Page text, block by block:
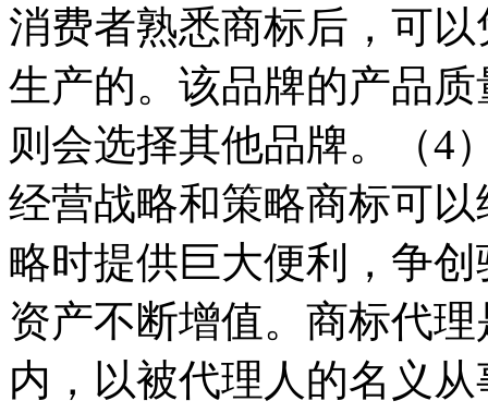
消费者熟悉商标后，可
生产的。该品牌的产品
则会选择其他品牌。（4
经营战略和策略商标可
略时提供巨大便利，争
资产不断增值。商标代
内，以被代理人的名义